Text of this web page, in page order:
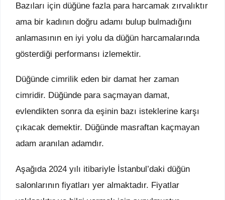
Bazıları için düğüne fazla para harcamak zırvalıktır
ama bir kadının doğru adamı bulup bulmadığını
anlamasının en iyi yolu da düğün harcamalarında
gösterdiği performansı izlemektir.
Düğünde cimrilik eden bir damat her zaman
cimridir. Düğünde para saçmayan damat,
evlendikten sonra da eşinin bazı isteklerine karşı
çıkacak demektir. Düğünde masraftan kaçmayan
adam aranılan adamdır.
Aşağıda 2024 yılı itibariyle İstanbul’daki düğün
salonlarının fiyatları yer almaktadır. Fiyatlar